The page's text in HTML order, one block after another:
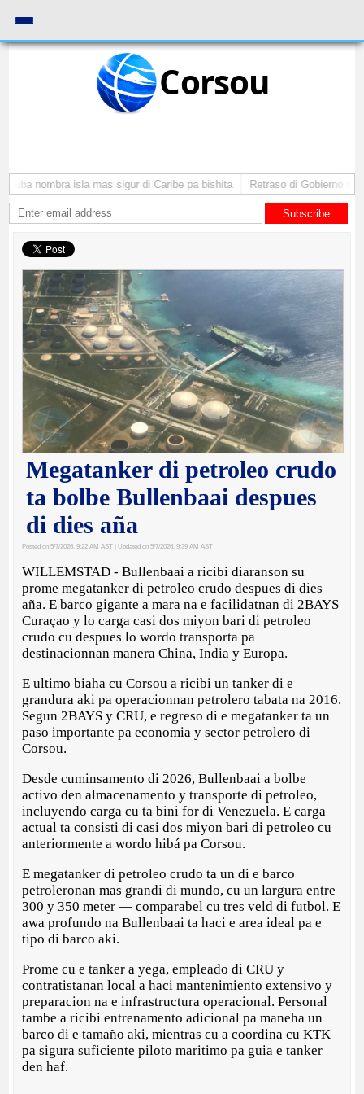
Corsou
nombra isla mas sigur di Caribe pa bishita Retraso di Gobierno ta
Subscribe
Megatanker di petroleo crudo
ta bolbe Bullenbaai despues
di dies aña
Posted on 5/7/2026, 9:22 AM AST | Updated on 5/7/2026, 9:39 AM AST
WILLEMSTAD - Bullenbaai a ricibi diaranson su
prome megatanker di petroleo crudo despues di dies
aña. E barco gigante a mara na e facilidatnan di 2BAYS
Curaçao y lo carga casi dos miyon bari di petroleo
crudo cu despues lo wordo transporta pa
destinacionnan manera China, India y Europa.
E ultimo biaha cu Corsou a ricibi un tanker di e
grandura aki pa operacionnan petrolero tabata na 2016.
Segun 2BAYS y CRU, e regreso di e megatanker ta un
paso importante pa economia y sector petrolero di
Corsou.
Desde cuminsamento di 2026, Bullenbaai a bolbe
activo den almacenamento y transporte di petroleo,
incluyendo carga cu ta bini for di Venezuela. E carga
actual ta consisti di casi dos miyon bari di petroleo cu
anteriormente a wordo hibá pa Corsou.
E megatanker di petroleo crudo ta un di e barco
petroleronan mas grandi di mundo, cu un largura entre
300 y 350 meter — comparabel cu tres veld di futbol. E
awa profundo na Bullenbaai ta haci e area ideal pa e
tipo di barco aki.
Prome cu e tanker a yega, empleado di CRU y
contratistanan local a haci mantenimiento extensivo y
preparacion na e infrastructura operacional. Personal
tambe a ricibi entrenamento adicional pa maneha un
barco di e tamaño aki, mientras cu a coordina cu KTK
pa sigura suficiente piloto maritimo pa guia e tanker
den haf.